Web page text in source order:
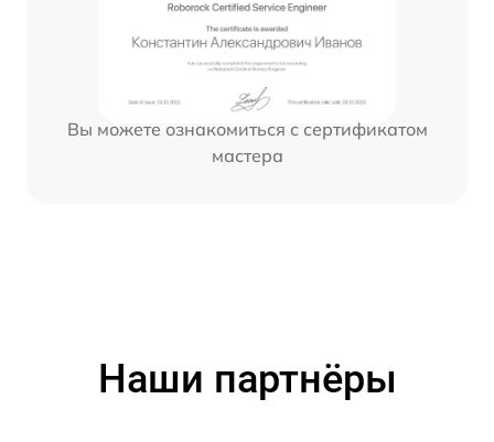
Вы можете ознакомиться с сертификатом
мастера
Наши партнёры